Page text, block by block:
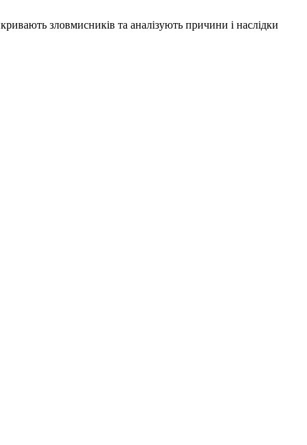
зловмисників та аналізують причини і наслідки